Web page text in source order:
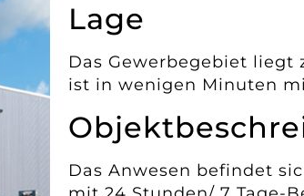
Lage
Das Gewerbegebiet liegt
ist in wenigen Minuten
Das Anwesen befindet